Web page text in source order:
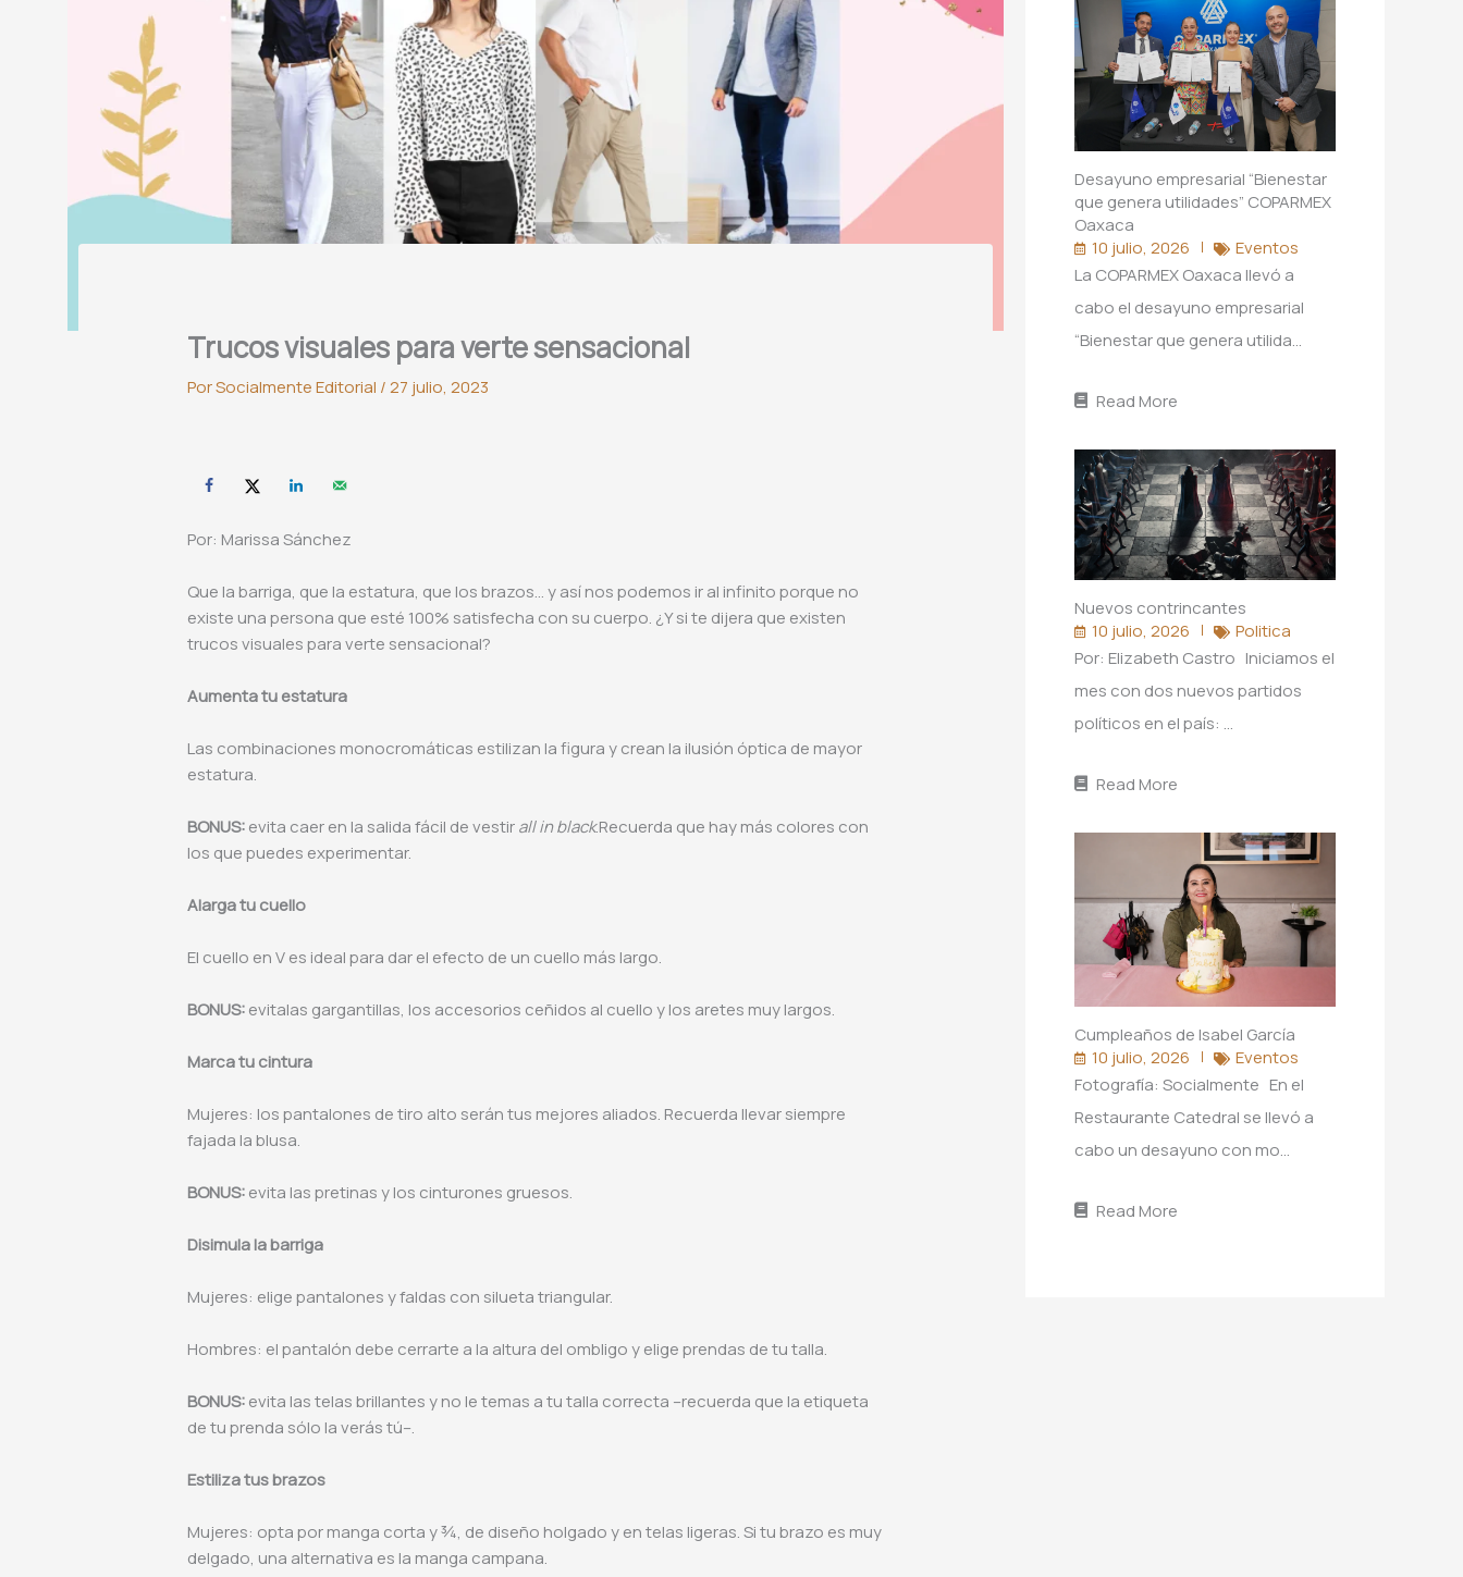
Trucos visuales para verte sensacional
PorSocialmente Editorial /27 julio, 2023
Por: Marissa Sánchez
Que la barriga, que la estatura, que los brazos… y así nos podemos ir al infinito porque no
existe una persona que esté 100% satisfecha con su cuerpo. ¿Y si te dijera que existen
trucos visuales para verte sensacional?
Aumenta tu estatura
Las combinaciones monocromáticas estilizan la figura y crean la ilusión óptica de mayor
estatura.
BONUS:evita caer en la salida fácil de vestirall in black.Recuerda que hay más colores con
los que puedes experimentar.
Alarga tu cuello
El cuello en V es ideal para dar el efecto de un cuello más largo.
BONUS:evitalas gargantillas, los accesorios ceñidos al cuello y los aretes muy largos.
Marca tu cintura
Mujeres: los pantalones de tiro alto serán tus mejores aliados. Recuerda llevar siempre
fajada la blusa.
BONUS:evita las pretinas y los cinturones gruesos.
Disimula la barriga
Mujeres: elige pantalones y faldas con silueta triangular.
Hombres: el pantalón debe cerrarte a la altura del ombligo y elige prendas de tu talla.
BONUS:evita las telas brillantes y no le temas a tu talla correcta –recuerda que la etiqueta
de tu prenda sólo la verás tú–.
Estiliza tus brazos
Mujeres: opta por manga corta y ¾, de diseño holgado y en telas ligeras. Si tu brazo es muy
delgado, una alternativa es la manga campana.
Desayuno empresarial “Bienestar
que genera utilidades” COPARMEX
Oaxaca
10 julio, 2026
Eventos
La COPARMEX Oaxaca llevó a
cabo el desayuno empresarial
“Bienestar que genera utilida…
Read More
Nuevos contrincantes
10 julio, 2026
Politica
Por: Elizabeth Castro Iniciamos el
mes con dos nuevos partidos
políticos en el país: …
Read More
Cumpleaños de Isabel García
10 julio, 2026
Eventos
Fotografía: Socialmente En el
Restaurante Catedral se llevó a
cabo un desayuno con mo…
Read More